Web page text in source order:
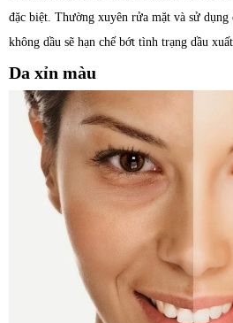
đặc biệt. Thường xuyên rửa mặt và sử dụng
không dầu sẽ hạn chế bớt tình trạng dầu
Da xỉn màu